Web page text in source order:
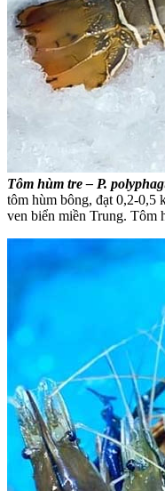
Tôm hùm tre – P.
tôm hùm bông, đạt 0,2-0,5
ven biển miền Trung. Tôm